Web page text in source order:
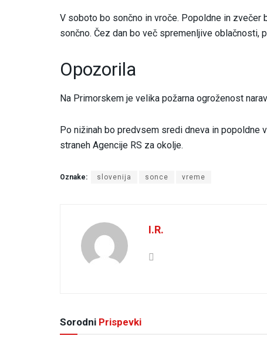
V soboto bo sončno in vroče. Popoldne in zvečer
sončno. Čez dan bo več spremenljive oblačnosti,
Opozorila
Na Primorskem je velika požarna ogroženost
Po nižinah bo predvsem sredi dneva in
straneh Agencije RS za okolje.
Oznake: slovenija sonce vreme
I.R.
Sorodni Prispevki